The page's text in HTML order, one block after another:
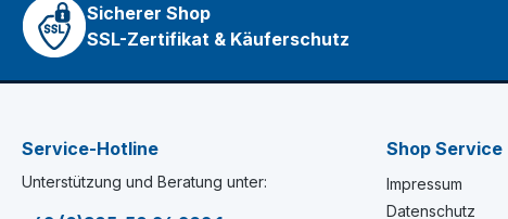
Sicherer Shop
SSL-Zertifikat & Käuferschutz
Service-Hotline
Unterstützung und Beratung unter:
Shop Service
Impressum
Datenschutz